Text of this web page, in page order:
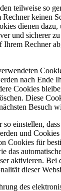
teilweise so
keinen
dienen dazu,
und sicherer
Ihrem Rechner
nach Ende
Cookies
Diese
Besuch
einstellen,
und
Cookies für
das
aktivieren. Bei
dieser
des